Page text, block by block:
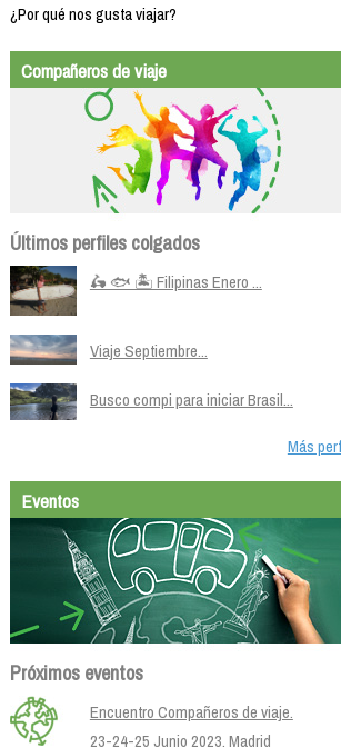
¿Por qué nos gusta viajar?
Compañeros de viaje
Últimos perfiles colgados
🛵 🐟 🏝️ Filipinas Enero ...
Viaje Septiembre...
Busco compi para iniciar Brasil...
Más
Eventos
Próximos eventos
Encuentro Compañeros de viaje.
23-24-25 Junio 2023. Madrid